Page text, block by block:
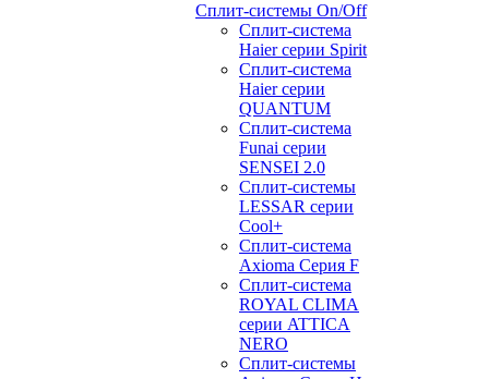
Сплит-системы On/Off
Сплит-система
Haier серии Spirit
Сплит-система
Haier серии
QUANTUM
Сплит-система
Funai серии
SENSEI 2.0
Сплит-системы
LESSAR серии
Cool+
Сплит-система
Axioma Серия F
Сплит-система
ROYAL CLIMA
серии ATTICA
NERO
Сплит-системы